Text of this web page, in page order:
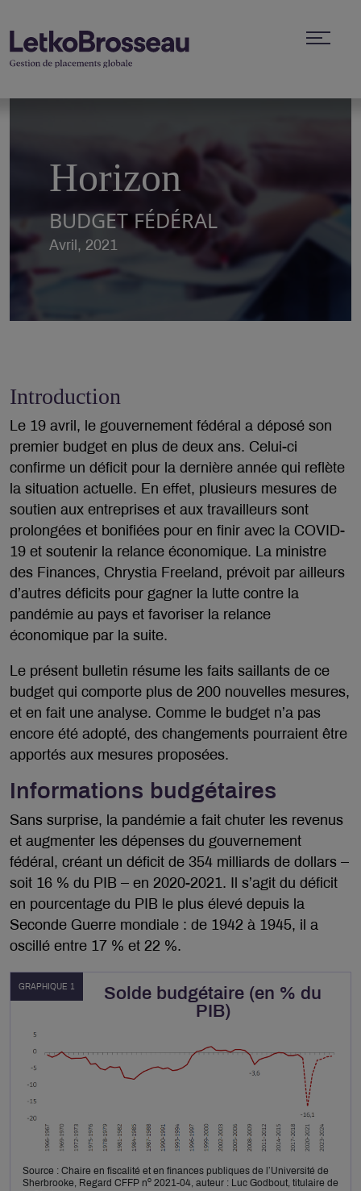
Horizon
BUDGET FÉDÉRAL
Avril, 2021
Introduction
Le 19 avril, le gouvernement fédéral a déposé son
premier budget en plus de deux ans. Celui-ci
confirme un déficit pour la dernière année qui reflète
la situation actuelle. En effet, plusieurs mesures de
soutien aux entreprises et aux travailleurs sont
prolongées et bonifiées pour en finir avec la COVID-
19 et soutenir la relance économique. La ministre
des Finances, Chrystia Freeland, prévoit par ailleurs
d’autres déficits pour gagner la lutte contre la
pandémie au pays et favoriser la relance
économique par la suite.
Le présent bulletin résume les faits saillants de ce
budget qui comporte plus de 200 nouvelles mesures,
et en fait une analyse. Comme le budget n’a pas
encore été adopté, des changements pourraient être
apportés aux mesures proposées.
Informations budgétaires
Sans surprise, la pandémie a fait chuter les revenus
et augmenter les dépenses du gouvernement
fédéral, créant un déficit de 354 milliards de dollars –
soit 16 % du PIB – en 2020-2021. Il s’agit du déficit
en pourcentage du PIB le plus élevé depuis la
Seconde Guerre mondiale : de 1942 à 1945, il a
oscillé entre 17 % et 22 %.
GRAPHIQUE 1
Solde budgétaire (en % du
PIB)
Source : Chaire en fiscalité et en finances publiques de l’Université de
Sherbrooke, Regard CFFP no 2021-04, auteur : Luc Godbout, titulaire de